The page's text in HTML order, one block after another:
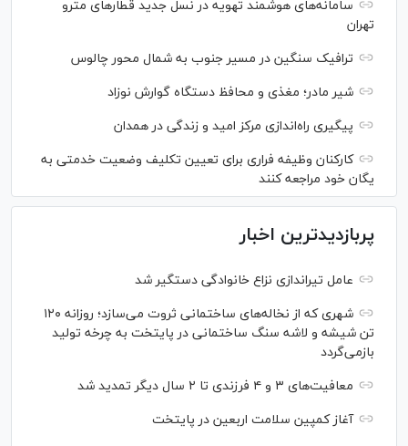
سامانه‌های هوشمند تهویه در نسل جدید قطار‌های مترو
تهران
ترافیک سنگین در مسیر جنوب به شمال محور چالوس
شیر مادر؛ مغذی و محافظ دستگاه گوارش نوزاد
پیگیری راه‌اندازی مرکز امید و زندگی در همدان
کارکنان وظیفه فراری برای تعیین تکلیف وضعیت خدمتی به
یگان خود مراجعه کنند
پربازدیدترین اخبار
عامل تیراندازی نزاع خانوادگی دستگیر شد
شهری که از نخاله‌های ساختمانی ثروت می‌سازد؛ روزانه ۱۲۰
تن شیشه و لاشه سنگ ساختمانی در پایتخت به چرخه تولید
بازمی‌گردد
معافیت‌های ۳ و ۴ فرزندی تا ۲ سال دیگر تمدید شد
آغاز کمپین سلامت اربعین در پایتخت